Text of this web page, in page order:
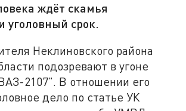
ждёт скамья
уголовный срок.
Неклиновского района
подозревают в угоне
2107". В отношении его
дело по статье УК